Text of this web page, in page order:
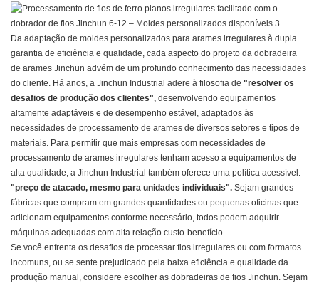
Da adaptação de moldes personalizados para arames irregulares à dupla
garantia de eficiência e qualidade, cada aspecto do projeto da dobradeira
de arames Jinchun advém de um profundo conhecimento das necessidades
do cliente. Há anos, a Jinchun Industrial adere à filosofia de "resolver os
desafios de produção dos clientes", desenvolvendo equipamentos
altamente adaptáveis ​​e de desempenho estável, adaptados às
necessidades de processamento de arames de diversos setores e tipos de
materiais. Para permitir que mais empresas com necessidades de
processamento de arames irregulares tenham acesso a equipamentos de
alta qualidade, a Jinchun Industrial também oferece uma política acessível:
"preço de atacado, mesmo para unidades individuais". Sejam grandes
fábricas que compram em grandes quantidades ou pequenas oficinas que
adicionam equipamentos conforme necessário, todos podem adquirir
máquinas adequadas com alta relação custo-benefício.
Se você enfrenta os desafios de processar fios irregulares ou com formatos
incomuns, ou se sente prejudicado pela baixa eficiência e qualidade da
produção manual, considere escolher as dobradeiras de fios Jinchun. Sejam